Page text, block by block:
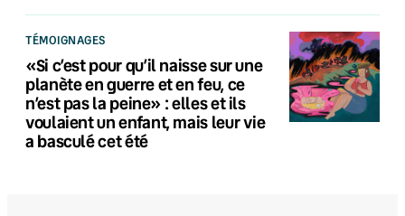
TÉMOIGNAGES
«Si c’est pour qu’il naisse sur une
planète en guerre et en feu, ce
n’est pas la peine» : elles et ils
voulaient un enfant, mais leur vie
a basculé cet été